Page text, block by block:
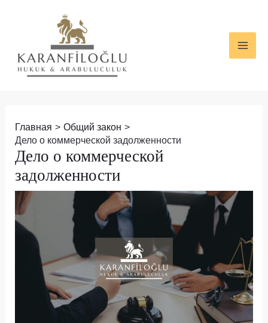
Главная
Общий закон
Дело о коммерческой задолженности
Дело о коммерческой
задолженности